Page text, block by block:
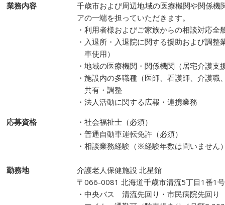
業務内容
千歳市および周辺地域の医療機関や関係機
アの一端を担っていただきます。
・利用者様およびご家族からの相談対応全
・入退所・入退院に関する援助および調
車使用）
・地域の医療機関・関係機関（居宅介護支
・施設内の多職種（医師、看護師、介護
共有・調整
・法人活動に関する広報・連携業務
応募資格
勤務地
・社会福祉士（必須）
・普通自動車運転免許（必須）
・相談業務経験（※経験年数は問いません
介護老人保健施設 北星館
〒066-0081 北海道千歳市清流5丁目1番1号
・中央バス 清流先回り・市民病院先回